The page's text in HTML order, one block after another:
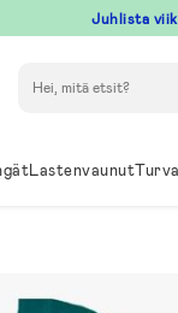
Juhlista
Lastenvaunut